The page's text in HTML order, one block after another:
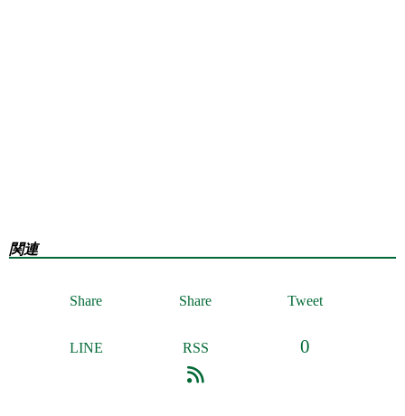
関連
Share Share Tweet
LINE RSS 0